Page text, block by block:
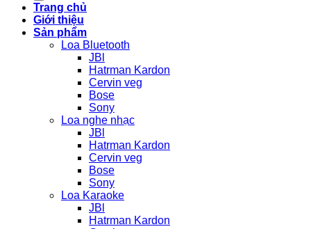
Trang chủ
Giới thiệu
Sản phẩm
Loa Bluetooth
JBl
Hatrman Kardon
Cervin veg
Bose
Sony
Loa nghe nhạc
JBl
Hatrman Kardon
Cervin veg
Bose
Sony
Loa Karaoke
JBl
Hatrman Kardon